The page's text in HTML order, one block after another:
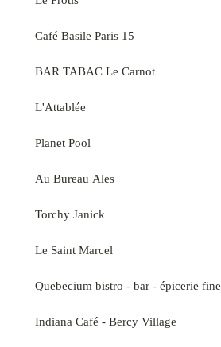
Café Basile Paris 15
BAR TABAC Le Carnot
L'Attablée
Planet Pool
Au Bureau Ales
Torchy Janick
Le Saint Marcel
Quebecium bistro - bar - épicerie fine
Indiana Café - Bercy Village